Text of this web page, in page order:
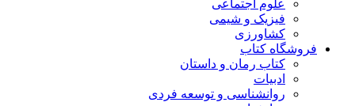
علوم اجتماعی
فیزیک و شیمی
کشاورزی
فروشگاه کتاب
کتاب رمان و داستان
ادبیات
روانشناسی و توسعه فردی